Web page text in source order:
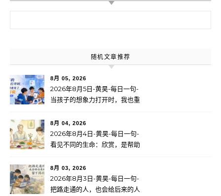
随机文章推荐
8月 05, 2026
2026年8月5日-黄昊-每日一句-
当孩子的想象力打开时，我也重
8月 04, 2026
2026年8月4日-黄昊-每日一句-
看见不同的生命：欣赏，是帮助
8月 03, 2026
2026年8月3日-黄昊-每日一句-
把路走通的人，也会给后来的人